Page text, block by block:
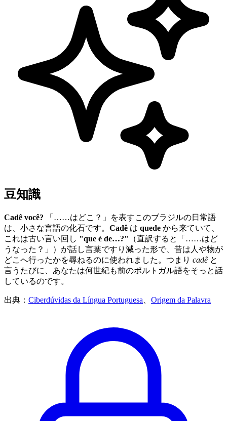
豆知識
Cadê você? 「……はどこ？」を表すこのブラジルの日常語
は、小さな言語の化石です。 Cadê は quede から来ていて、
これは古い言い回し "que é de…?"
（直訳すると「……はど
うなった？」）が話し言葉ですり減った形で、昔は人や物が
どこへ行ったかを尋ねるのに使われました。つまり cadê と
言うたびに、あなたは何世紀も前のポルトガル語をそっと話
しているのです。
出典： Ciberdúvidas da Língua Portuguesa Origem da Palavra